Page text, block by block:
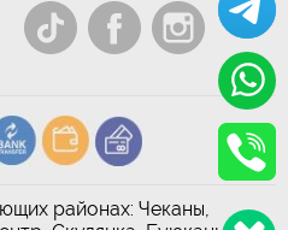
районах: Чеканы,